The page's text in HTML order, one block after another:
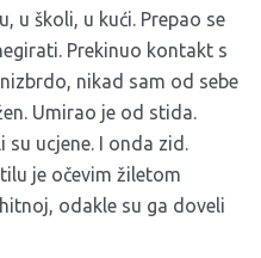
u školi, u kući. Prepao se
Prekinuo kontakt s
nikad sam od sebe
Umirao je od stida.
su ucjene. I onda zid.
je očevim žiletom
odakle su ga doveli